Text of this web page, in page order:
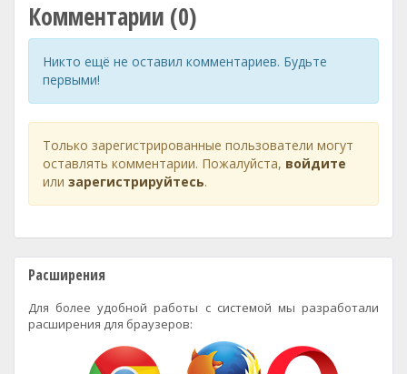
Комментарии (0)
Никто ещё не оставил комментариев. Будьте
первыми!
Только зарегистрированные пользователи могут
оставлять комментарии. Пожалуйста, войдите
или зарегистрируйтесь.
Расширения
Для более удобной работы с системой мы разработали
расширения для браузеров: